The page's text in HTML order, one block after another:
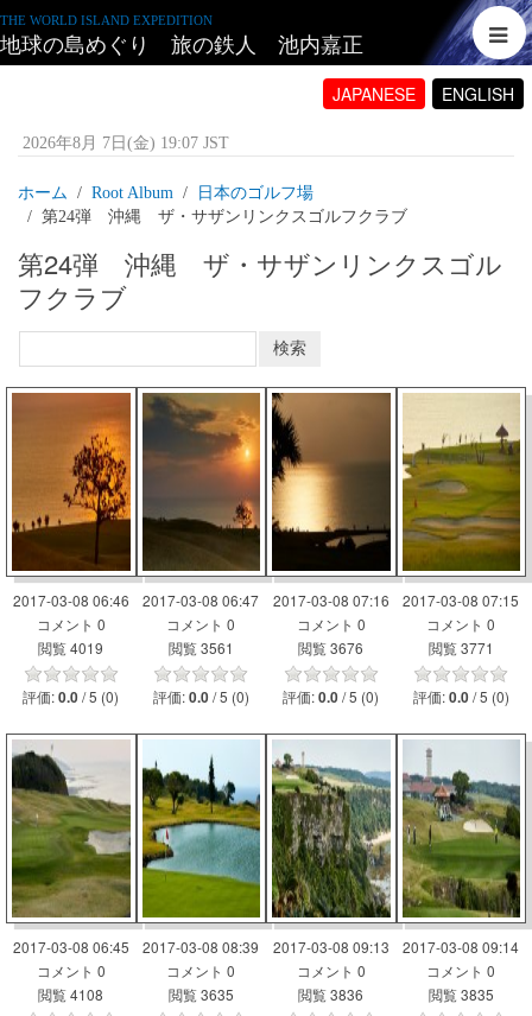
THE WORLD ISLAND EXPEDITION
地球の島めぐり 旅の鉄人 池内嘉正
JAPANESE ENGLISH
2026年8月 7日(金) 19:07 JST
ホーム Root Album
日本のゴルフ場
第24弾 沖縄 ザ・サザンリンクスゴルフクラブ
第24弾 沖縄 ザ・サザンリンクスゴル
フクラブ
2017-03-08 06:46
コメント 0
閲覧 4019
評価:0.0 / 5 (0)
2017-03-08 06:47
コメント 0
閲覧 3561
評価:0.0 / 5 (0)
2017-03-08 07:16
コメント 0
閲覧 3676
評価:0.0 / 5 (0)
2017-03-08 07:15
コメント 0
閲覧 3771
評価:0.0 / 5 (0)
2017-03-08 06:45
コメント 0
閲覧 4108
2017-03-08 08:39
コメント 0
閲覧 3635
2017-03-08 09:13
コメント 0
閲覧 3836
2017-03-08 09:14
コメント 0
閲覧 3835